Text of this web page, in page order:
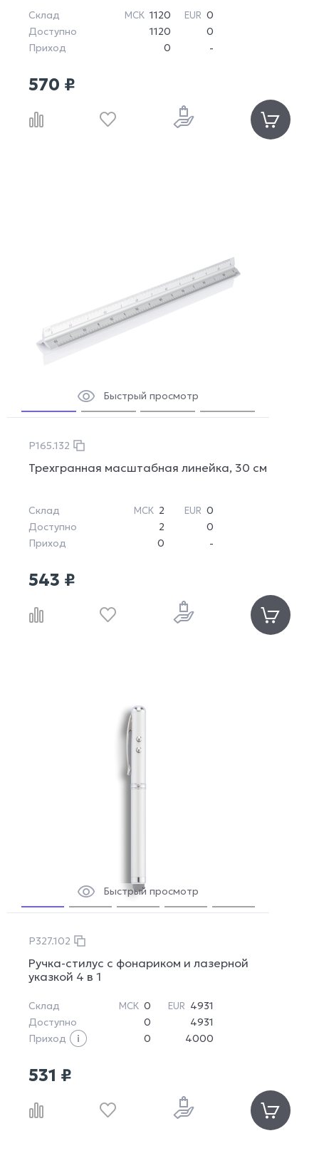
Склад МСК 1120 EUR 0
Доступно
1120
0
Приход
0 -
570 ₽
Быстрый просмотр
P165.132
Трехгранная масштабная линейка, 30 см
Склад МСК 2 EUR 0
Доступно
2
0
Приход
0 -
543 ₽
Быстрый просмотр
P327.102
Ручка-стилус с фонариком и лазерной
указкой 4 в 1
Склад МСК 0 EUR 4931
Доступно
0
4931
Приход
0 4000
531 ₽